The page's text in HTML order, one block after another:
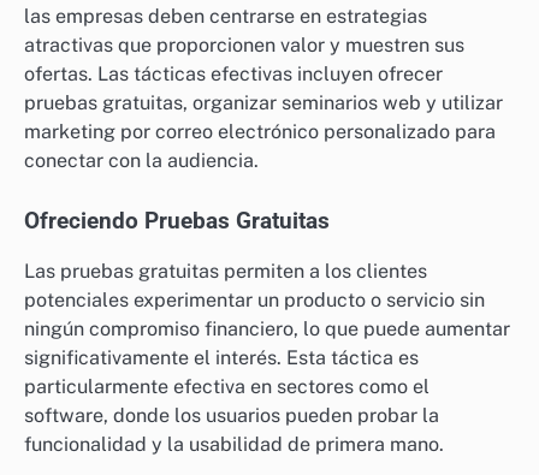
las empresas deben centrarse en estrategias
atractivas que proporcionen valor y muestren sus
ofertas. Las tácticas efectivas incluyen ofrecer
pruebas gratuitas, organizar seminarios web y utilizar
marketing por correo electrónico personalizado para
conectar con la audiencia.
Ofreciendo Pruebas Gratuitas
Las pruebas gratuitas permiten a los clientes
potenciales experimentar un producto o servicio sin
ningún compromiso financiero, lo que puede aumentar
significativamente el interés. Esta táctica es
particularmente efectiva en sectores como el
software, donde los usuarios pueden probar la
funcionalidad y la usabilidad de primera mano.